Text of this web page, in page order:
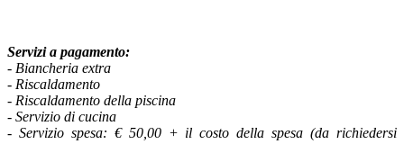
Servizi a pagamento:
- Biancheria extra
- Riscaldamento
- Riscaldamento della piscina
- Servizio di cucina
- Servizio spesa: € 50,00 + il costo della spesa (da richiedersi